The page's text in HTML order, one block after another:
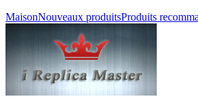
MaisonNouveaux produitsProduits